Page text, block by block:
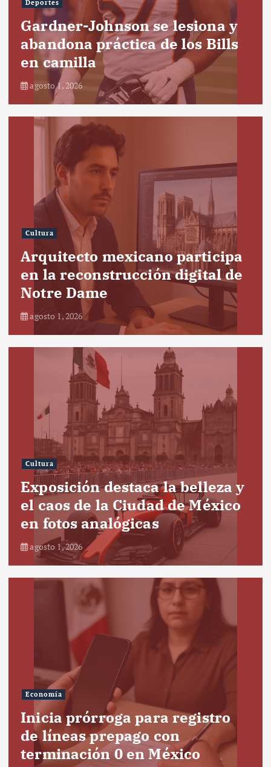
Deportes
Gardner-Johnson se lesiona y
abandona práctica de los Bills
en camilla
agosto 1, 2026
Cultura
Arquitecto mexicano participa
en la reconstrucción digital de
Notre Dame
agosto 1, 2026
Cultura
Exposición destaca la belleza y
el caos de la Ciudad de México
en fotos analógicas
agosto 1, 2026
Economía
Inicia prórroga para registro
de líneas prepago con
terminación 0 en México